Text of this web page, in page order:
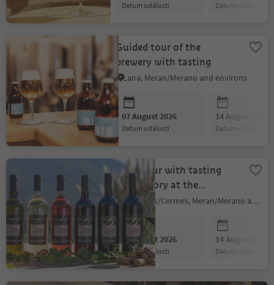
datum události datum události
Guided tour of the
brewery with tasting
Lana, Meran/Merano and environs
07 August 2026
datum události
14 August 2026
datum události
Wine tour with tasting
and history at the
Biedermannhof
Tscherms/Cermes, Meran/Merano and environs
07 August 2026
datum události
14 August 2026
datum události